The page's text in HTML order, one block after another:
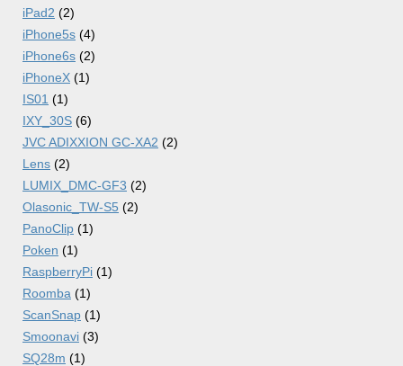
iPad2 (2)
iPhone5s (4)
iPhone6s (2)
iPhoneX (1)
IS01 (1)
IXY_30S (6)
JVC ADIXXION GC-XA2 (2)
Lens (2)
LUMIX_DMC-GF3 (2)
Olasonic_TW-S5 (2)
PanoClip (1)
Poken (1)
RaspberryPi (1)
Roomba (1)
ScanSnap (1)
Smoonavi (3)
SQ28m (1)